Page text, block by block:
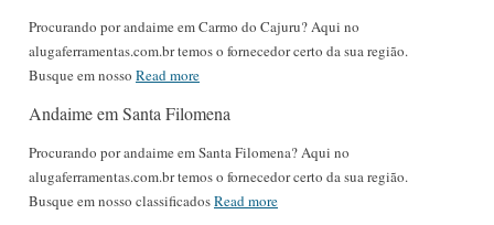
Procurando por andaime em Carmo do Cajuru? Aqui no
alugaferramentas.com.br temos o fornecedor certo da sua região.
Busque em nosso Read more
Andaime em Santa Filomena
Procurando por andaime em Santa Filomena? Aqui no
alugaferramentas.com.br temos o fornecedor certo da sua região.
Busque em nosso classificadosRead more